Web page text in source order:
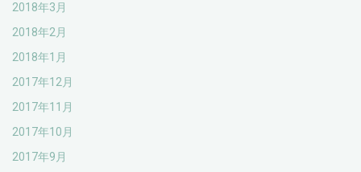
2018年3月
2018年2月
2018年1月
2017年12月
2017年11月
2017年10月
2017年9月